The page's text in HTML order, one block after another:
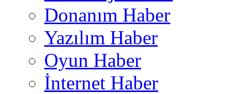
Donanım Haber
Yazılım Haber
Oyun Haber
İnternet Haber